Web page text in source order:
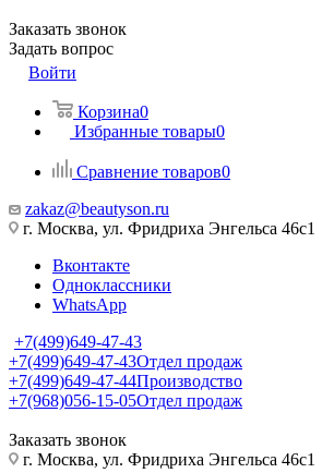
Заказать звонок
Задать вопрос
Войти
Корзина0
Избранные товары0
Сравнение товаров0
zakaz@beautyson.ru
г. Москва, ул. Фридриха Энгельса 46с1
Вконтакте
Одноклассники
WhatsApp
+7(499)649-47-43
+7(499)649-47-43Отдел продаж
+7(499)649-47-44Производство
+7(968)056-15-05Отдел продаж
Заказать звонок
г. Москва, ул. Фридриха Энгельса 46с1